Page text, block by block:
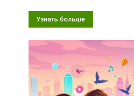
Узнать больше